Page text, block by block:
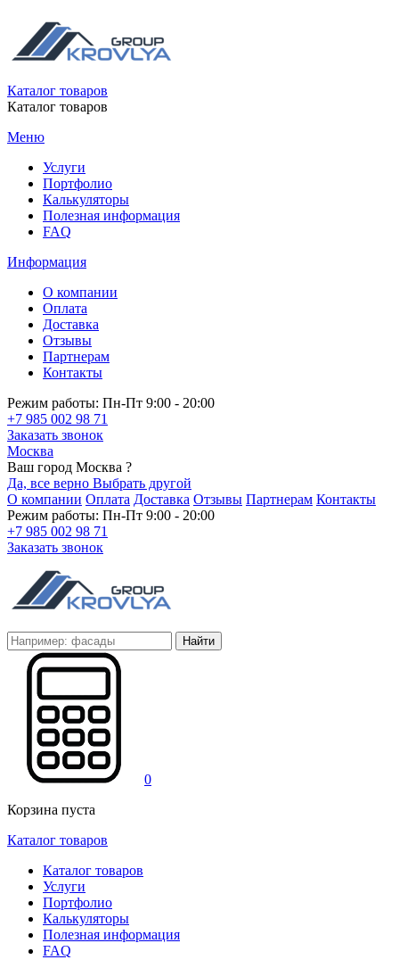
Каталог товаров
Каталог товаров
Меню
Услуги
Портфолио
Калькуляторы
Полезная информация
FAQ
Информация
О компании
Оплата
Доставка
Отзывы
Партнерам
Контакты
Режим работы: Пн-Пт 9:00 - 20:00
+7 985 002 98 71
Заказать звонок
Москва
Ваш город Москва ?
Да, все верно Выбрать другой
О компании Оплата Доставка Отзывы Партнерам Контакты
Режим работы: Пн-Пт 9:00 - 20:00
+7 985 002 98 71
Заказать звонок
Найти
0
Корзина пуста
Каталог товаров
Каталог товаров
Услуги
Портфолио
Калькуляторы
Полезная информация
FAQ